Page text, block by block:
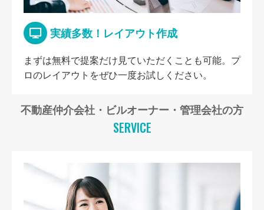
実績多数！レイアウト作成
まずは無料で提案だけ見ていただくことも可能。プ
ロのレイアウトをぜひ一度お試しください。
不動産仲介会社・ビルオーナー・管理会社の方
SERVICE